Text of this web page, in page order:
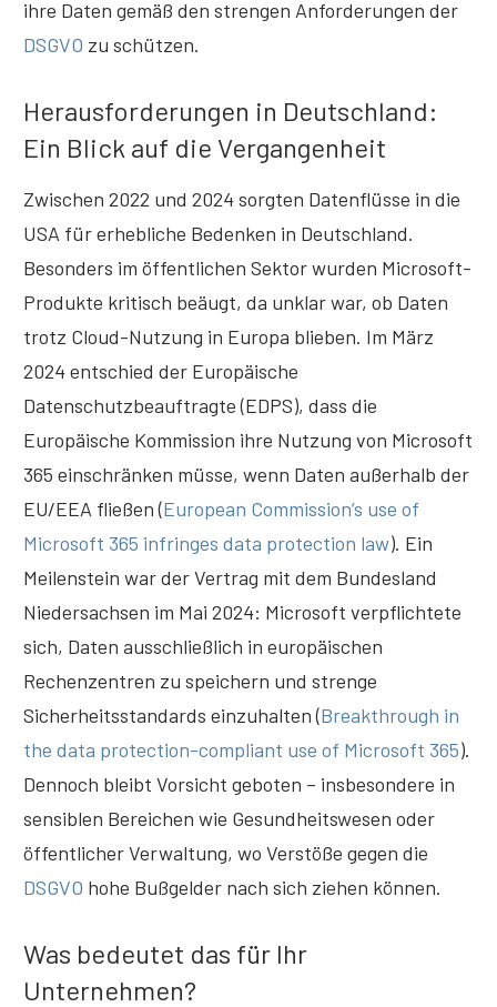
ihre Daten gemäß den strengen Anforderungen der
DSGVO zu schützen.
Herausforderungen in Deutschland:
Ein Blick auf die Vergangenheit
Zwischen 2022 und 2024 sorgten Datenflüsse in die
USA für erhebliche Bedenken in Deutschland.
Besonders im öffentlichen Sektor wurden Microsoft-
Produkte kritisch beäugt, da unklar war, ob Daten
trotz Cloud-Nutzung in Europa blieben. Im März
2024 entschied der Europäische
Datenschutzbeauftragte (EDPS), dass die
Europäische Kommission ihre Nutzung von Microsoft
365 einschränken müsse, wenn Daten außerhalb der
EU/EEA fließen (European Commission’s use of
Microsoft 365 infringes data protection law). Ein
Meilenstein war der Vertrag mit dem Bundesland
Niedersachsen im Mai 2024: Microsoft verpflichtete
sich, Daten ausschließlich in europäischen
Rechenzentren zu speichern und strenge
Sicherheitsstandards einzuhalten (Breakthrough in
the data protection-compliant use of Microsoft 365).
Dennoch bleibt Vorsicht geboten – insbesondere in
sensiblen Bereichen wie Gesundheitswesen oder
öffentlicher Verwaltung, wo Verstöße gegen die
DSGVO hohe Bußgelder nach sich ziehen können.
Was bedeutet das für Ihr
Unternehmen?